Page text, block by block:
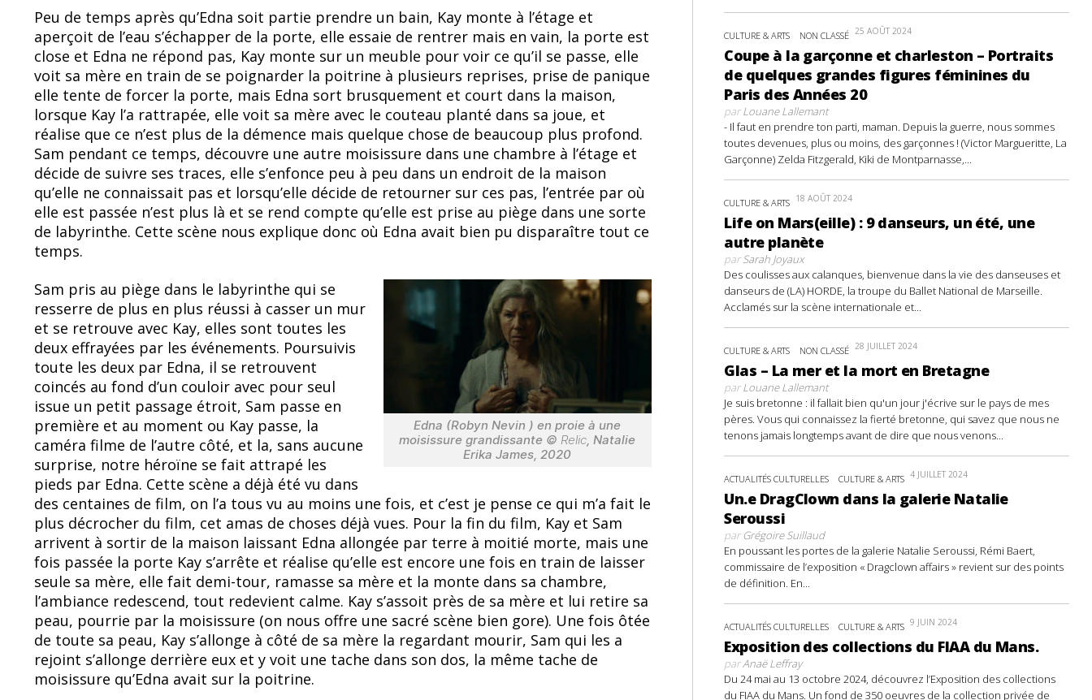
Peu de temps après qu’Edna soit partie prendre un bain, Kay monte à l’étage et
aperçoit de l’eau s’échapper de la porte, elle essaie de rentrer mais en vain, la porte est
close et Edna ne répond pas, Kay monte sur un meuble pour voir ce qu’il se passe, elle
voit sa mère en train de se poignarder la poitrine à plusieurs reprises, prise de panique
elle tente de forcer la porte, mais Edna sort brusquement et court dans la maison,
lorsque Kay l’a rattrapée, elle voit sa mère avec le couteau planté dans sa joue, et
réalise que ce n’est plus de la démence mais quelque chose de beaucoup plus profond.
Sam pendant ce temps, découvre une autre moisissure dans une chambre à l’étage et
décide de suivre ses traces, elle s’enfonce peu à peu dans un endroit de la maison
qu’elle ne connaissait pas et lorsqu’elle décide de retourner sur ces pas, l’entrée par où
elle est passée n’est plus là et se rend compte qu’elle est prise au piège dans une sorte
de labyrinthe. Cette scène nous explique donc où Edna avait bien pu disparaître tout ce
temps.
Edna (Robyn Nevin ) en proie à une
moisissure grandissante © Relic , Natalie
Erika James, 2020
Sam pris au piège dans le labyrinthe qui se
resserre de plus en plus réussi à casser un mur
et se retrouve avec Kay, elles sont toutes les
deux effrayées par les événements. Poursuivis
toute les deux par Edna, il se retrouvent
coincés au fond d’un couloir avec pour seul
issue un petit passage étroit, Sam passe en
première et au moment ou Kay passe, la
caméra filme de l’autre côté, et la, sans aucune
surprise, notre héroïne se fait attrapé les
pieds par Edna. Cette scène a déjà été vu dans
des centaines de film, on l’a tous vu au moins une fois, et c’est je pense ce qui m’a fait le
plus décrocher du film, cet amas de choses déjà vues. Pour la fin du film, Kay et Sam
arrivent à sortir de la maison laissant Edna allongée par terre à moitié morte, mais une
fois passée la porte Kay s’arrête et réalise qu’elle est encore une fois en train de laisser
seule sa mère, elle fait demi-tour, ramasse sa mère et la monte dans sa chambre,
l’ambiance redescend, tout redevient calme. Kay s’assoit près de sa mère et lui retire sa
peau, pourrie par la moisissure (on nous offre une sacré scène bien gore). Une fois ôtée
de toute sa peau, Kay s’allonge à côté de sa mère la regardant mourir, Sam qui les a
rejoint s’allonge derrière eux et y voit une tache dans son dos, la même tache de
moisissure qu’Edna avait sur la poitrine.
CULTURE & ARTS NON CLASSÉ 25 AOÛT 2024
Coupe à la garçonne et charleston – Portraits
de quelques grandes figures féminines du
Paris des Années 20
parLouane Lallemant
- Il faut en prendre ton parti, maman. Depuis la guerre, nous sommes
toutes devenues, plus ou moins, des garçonnes ! (Victor Margueritte, La
Garçonne) Zelda Fitzgerald, Kiki de Montparnasse,...
CULTURE & ARTS 18 AOÛT 2024
Life on Mars(eille) : 9 danseurs, un été, une
autre planète
parSarah Joyaux
Des coulisses aux calanques, bienvenue dans la vie des danseuses et
danseurs de (LA) HORDE, la troupe du Ballet National de Marseille.
Acclamés sur la scène internationale et...
CULTURE & ARTS NON CLASSÉ 28 JUILLET 2024
Glas – La mer et la mort en Bretagne
parLouane Lallemant
Je suis bretonne : il fallait bien qu'un jour j'écrive sur le pays de mes
pères. Vous qui connaissez la fierté bretonne, qui savez que nous ne
tenons jamais longtemps avant de dire que nous venons...
ACTUALITÉS CULTURELLES CULTURE & ARTS 4 JUILLET 2024
Un.e DragClown dans la galerie Natalie
Seroussi
parGrégoire Suillaud
En poussant les portes de la galerie Natalie Seroussi, Rémi Baert,
commissaire de l’exposition « Dragclown affairs » revient sur des points
de définition. En...
ACTUALITÉS CULTURELLES CULTURE & ARTS 9 JUIN 2024
Exposition des collections du FIAA du Mans.
parAnaë Leffray
Du 24 mai au 13 octobre 2024, découvrez l’Exposition des collections
du FIAA du Mans. Un fond de 350 oeuvres de la collection privée de